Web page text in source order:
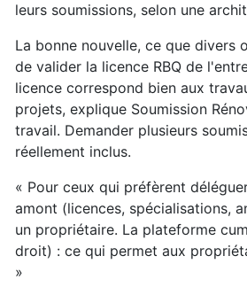
leurs soumissions, selon une
La bonne nouvelle, ce que divers
de valider la licence RBQ de
licence correspond bien aux
projets, explique Soumission
travail. Demander plusieurs
réellement inclus.
« Pour ceux qui préfèrent
amont (licences, spécialisations,
un propriétaire. La plateforme
droit) : ce qui permet aux
»